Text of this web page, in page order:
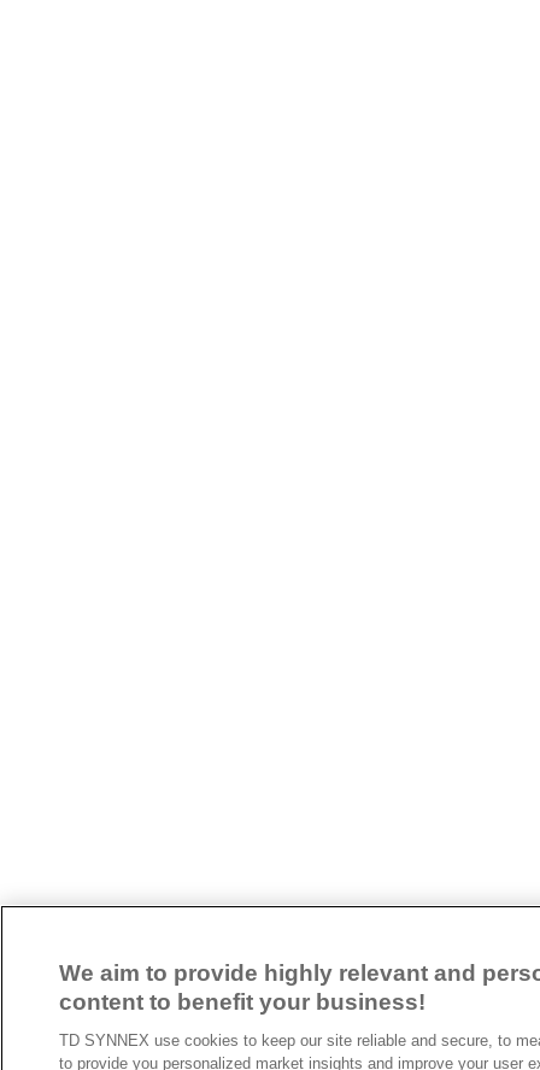
We aim to provide highly relevant and
content to benefit your business!
TD SYNNEX use cookies to keep our site reliable and secure, to
to provide you personalized market insights and improve your user